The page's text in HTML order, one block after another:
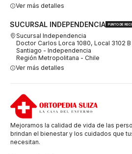
Ver más detalles
SUCURSAL INDEPENDENCIA PUNTO DE
Sucursal Independencia
Doctor Carlos Lorca 1080, Local 3102 B
Santiago - Independencia
Región Metropolitana - Chile
Ver más detalles
Mejoramos la calidad de vida de las
brindan el bienestar y los cuidados que
necesitan.